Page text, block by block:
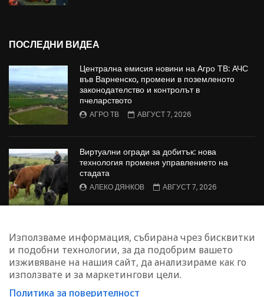
ПОСЛЕДНИ ВИДЕА
Централна емисия новини на Агро ТВ: АЧС
във Варненско, промени в поземленото
законодателство и контролът в
пчеларството
АГРО ТВ АВГУСТ 7, 2026
Виртуални огради за добитък: нова
технология променя управлението на
стадата
АЛЕКО ДЯНКОВ АВГУСТ 7, 2026
Европейската комисия предприема
допълнителни мерки в подкрепа на
земеделските стопани
АВГУСТ 7, 2026
Използваме информация, събирана чрез бисквитки
и подобни технологии, за да подобрим вашето
изживяване на нашия сайт, да анализираме как го
използвате и за маркетингови цели.
Политика за поверителност